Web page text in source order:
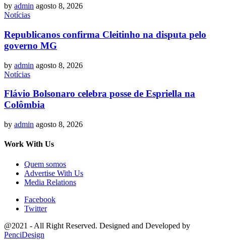
by admin agosto 8, 2026
Notícias
Republicanos confirma Cleitinho na disputa pelo
governo MG
by admin agosto 8, 2026
Notícias
Flávio Bolsonaro celebra posse de Espriella na
Colômbia
by admin agosto 8, 2026
Work With Us
Quem somos
Advertise With Us
Media Relations
Facebook
Twitter
@2021 - All Right Reserved. Designed and Developed by
PenciDesign